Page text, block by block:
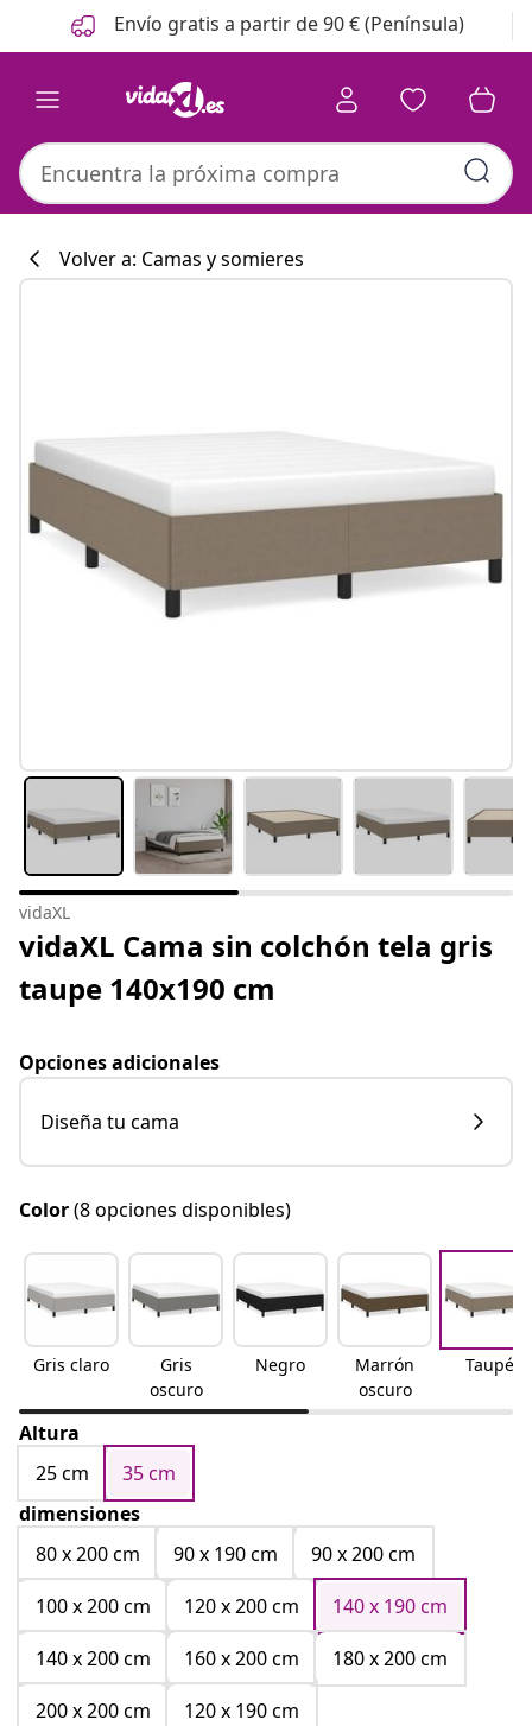
Anterior
Siguiente Envío gratis a partir de 90 € (Península)
Volver a: Camas y somieres
vidaXL
vidaXL Cama sin colchón tela gris
taupe 140x190 cm
Opciones adicionales
Diseña tu cama
Color(8 opciones disponibles)
Gris claro
Gris
oscuro
Negro
Marrón
oscuro
Taupé
Altura
25 cm
35 cm
dimensiones
80 x 200 cm
90 x 190 cm
90 x 200 cm
100 x 200 cm
120 x 200 cm
140 x 190 cm
140 x 200 cm
160 x 200 cm
180 x 200 cm
200 x 200 cm
120 x 190 cm